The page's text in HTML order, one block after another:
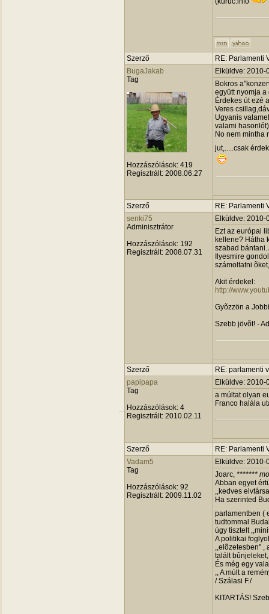
Szerző
RE: Parlamenti
BugaJakab
Tag
Hozzászólások: 419
Regisztrált: 2008.06.27
Elküldve: 2010-
Bokros
együtt nyomja a
Érdekes út ezé
Veres
Ugyanis
valami
No nem mintha
jut,.....csak
Szerző
RE: Parlamenti
senki75
Adminisztrátor
Hozzászólások: 192
Regisztrált: 2008.07.31
Elküldve: 2010-
Ezt az európai
kellene? Hátha
szabad
Ilyesmire
számoltatni
Akit érdekel:
http://
Gyõzzön a
Szebb jövõt! -
Szerző
RE: parlamenti
papipapa
Tag
Hozzászólások: 4
Regisztrált: 2010.02.11
Elküldve: 2010-
a múltat olyan
Franco halála
Szerző
RE: Parlamenti
Vadam5
Tag
Hozzászólások: 92
Regisztrált: 2009.11.02
Elküldve: 2010-
Joarc, *******
Abban egyet
,,kedves
Ha szerinted
parlamentben (
tudtommal
úgy tisztelt
A politikai
,,elõzetesben" ,
talált
És még egy
,, A múlt a
/ Szálasi F./
KITARTÁS!